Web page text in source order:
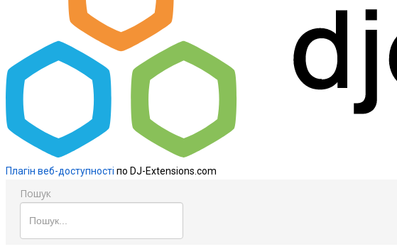
Плагін веб-доступності по DJ-Extensions.com
Пошук